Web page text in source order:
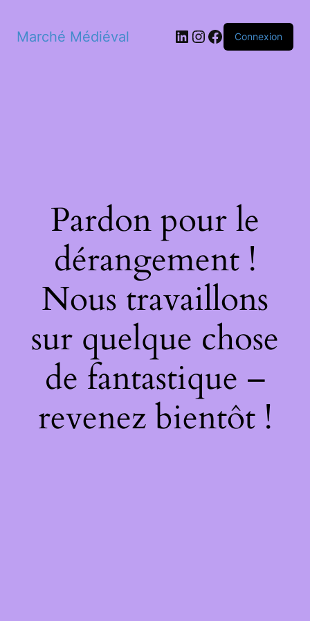
Marché Médiéval LinkedIn
Instagram
Facebook
Connexion
Pardon pour le
dérangement !
Nous travaillons
sur quelque chose
de fantastique –
revenez bientôt !